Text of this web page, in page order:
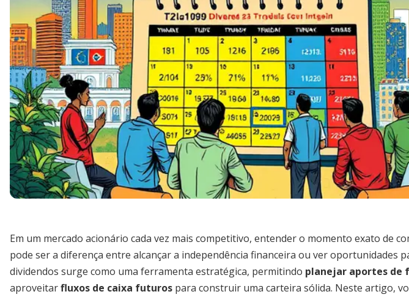
Em um mercado acionário cada vez mais competitivo, entender o momento exato de
pode ser a diferença entre alcançar a independência financeira ou ver oportunidades
dividendos surge como uma ferramenta estratégica, permitindo planejar aportes de
aproveitarfluxos de caixa futuros para construir uma carteira sólida. Neste artigo,